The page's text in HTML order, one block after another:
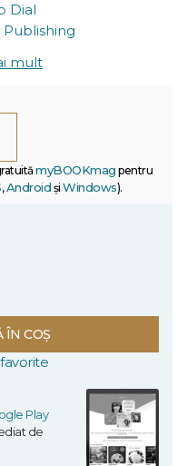
Dial
Publishing
mult
myBOOKmag pentru
,Android și Windows).
ÎN COȘ
Play
de